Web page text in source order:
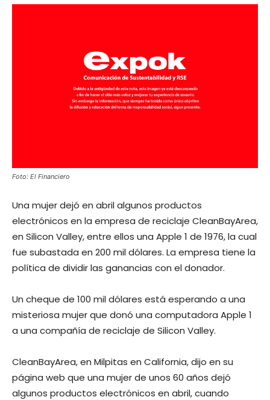
Foto: El Financiero
Una mujer dejó en abril algunos productos
electrónicos en la empresa de reciclaje CleanBayArea,
en Silicon Valley, entre ellos una Apple 1 de 1976, la cual
fue subastada en 200 mil dólares. La empresa tiene la
política de dividir las ganancias con el donador.
Un cheque de 100 mil dólares está esperando a una
misteriosa mujer que donó una computadora Apple 1
a una compañía de reciclaje de Silicon Valley.
CleanBayArea, en Milpitas en California, dijo en su
página web que una mujer de unos 60 años dejó
algunos productos electrónicos en abril, cuando